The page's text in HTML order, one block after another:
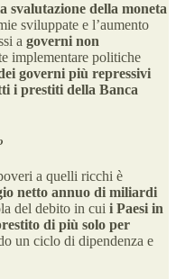
svalutazione della moneta
sviluppate e l’aumento
a governi non
implementare politiche
governi più repressivi
i prestiti della Banca
a quelli ricchi è
netto annuo di miliardi
del debito in cui i Paesi in
di più solo per
un ciclo di dipendenza e